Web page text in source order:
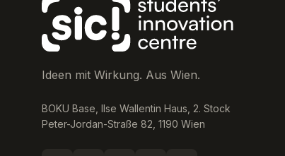
Ideen mit Wirkung. Aus Wien.
BOKU Base, Ilse Wallentin Haus, 2. Stock
Peter-Jordan-Straße 82, 1190 Wien